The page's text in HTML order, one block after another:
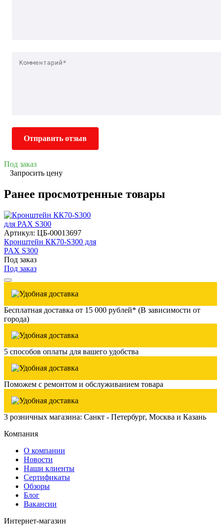
Отправить отзыв
Под заказ
Запросить цену
Ранее просмотренные товары
Артикул: ЦБ-00013697
Кронштейн КК70-S300 для
PAX S300
Под заказ
Под заказ
Бесплатная доставка от 15 000 рублей* (В зависимости от
города)
5 способов оплаты для вашего удобства
Поможем с ремонтом и обслуживанием товара
3 розничных магазина: Санкт - Петербург, Москва и Казань
Компания
О компании
Новости
Наши клиенты
Сертификаты
Обзоры
Блог
Вакансии
Интернет-магазин